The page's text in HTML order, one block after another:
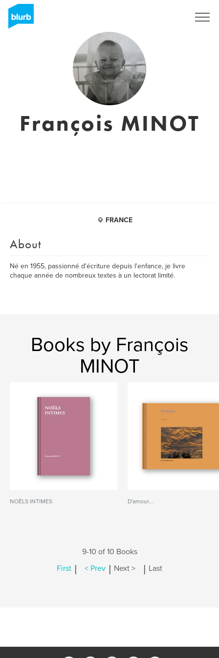
François MINOT
FRANCE
About
Né en 1955, passionné d'écriture depuis l'enfance, je livre
chaque année de nombreux textes à un lectorat limité.
Books by François
MINOT
NOËLS INTIMES D'amour...
9-10 of 10 Books
First | < Prev | Next > | Last